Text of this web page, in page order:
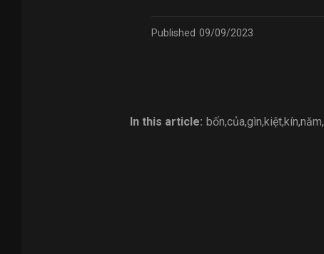
Published 09/09/2023
In this article: bốn,của,gìn,kiệt,kín,năm,